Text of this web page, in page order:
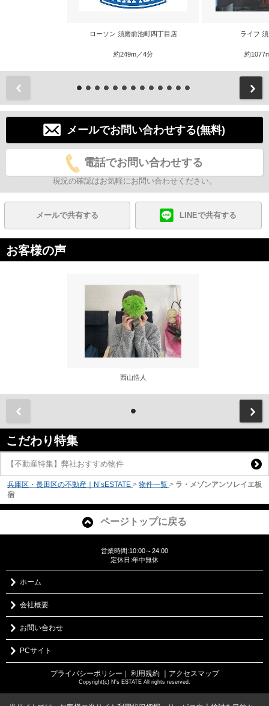
ローソン 須磨前池町四丁目店
約249m／4分
ライフ
約
メールでお問い合わせする(無料)
電話でお問い合わせする
現況の確認はお気軽にお問い合わせください。
メールで共有する LINEで共有する
お客様の声
西山浩人
こだわり特集
【不動産特集】弊社おすすめ物件
兵庫区・長田区の不動産｜N’sESTATE > 物件一覧 > ラ・メゾンアンソレイエ板
宿
ページトップに戻る
営業時間:10:00～24:00
定休日:年中無休
ホーム
会社概要
お問い合わせ
PCサイト
プライバシーポリシー 利用規約 ｜アクセスマップ
Copyright(c) N's ESTATE All rights reserved.